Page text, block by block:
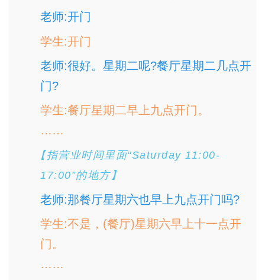
老师:开门
学生:开门
老师:很好。星期二呢?餐厅星期二几点开
门?
学生:餐厅星期二早上九点开门。
……
【指营业时间里面“Saturday 11:00-
17:00”的地方】
老师:那餐厅星期六也早上九点开门吗?
学生:不是，(餐厅)星期六早上十一点开
门。
……